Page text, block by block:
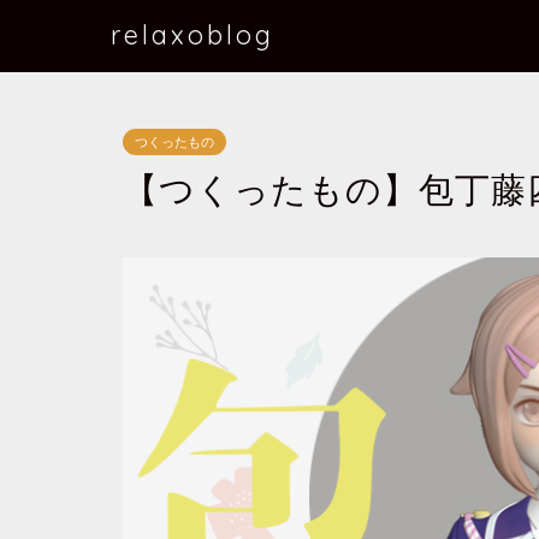
relaxoblog
つくったもの
【つくったもの】包丁